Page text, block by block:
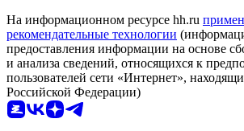
На информационном ресурсе hh.ru
рекомендательные технологии
предоставления информации на основе
и анализа сведений, относящихся к
пользователей сети «Интернет»,
Российской Федерации)